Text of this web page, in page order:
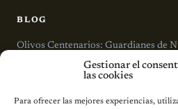
Gestionar el
las cookies
Para ofrecer las mejores experiencias,
BLOG
Olivos Centenarios: Guardianes de
Beneficios del Aceite de Oliva para la
LA MUNDANA